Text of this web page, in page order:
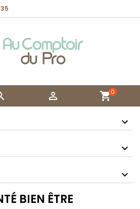
 shopping_cart0
BIEN ÊTRE